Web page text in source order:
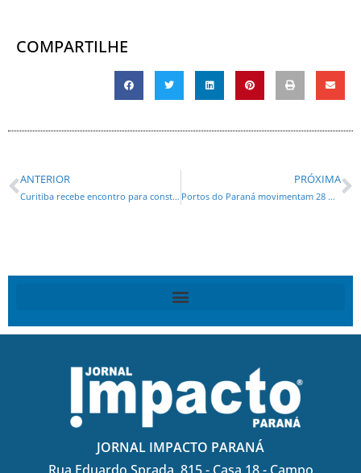
COMPARTILHE
ANTERIOR
Curitiba recebe encontro para construção do plano nacional de arborização urbana
PRÓXIMA
Portos do Paraná movimentam 28 milhões de toneladas nos cinco primeiros meses do ano
JORNAL IMPACTO PARANÁ
Rua Eduardo Sprada, 815 - Casa 18 - Campo